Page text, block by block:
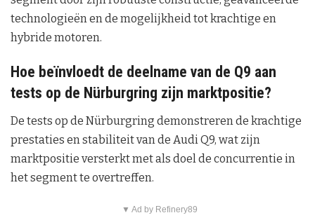
technologieën en de mogelijkheid tot krachtige en
hybride motoren.
Hoe beïnvloedt de deelname van de Q9 aan
tests op de Nürburgring zijn marktpositie?
De tests op de Nürburgring demonstreren de krachtige
prestaties en stabiliteit van de Audi Q9, wat zijn
marktpositie versterkt met als doel de concurrentie in
het segment te overtreffen.
▼ Ad by Refinery89